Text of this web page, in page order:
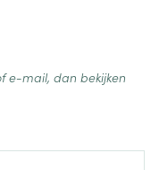
e-mail, dan bekijken